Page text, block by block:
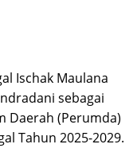
Ischak Maulana
sebagai
Daerah (Perumda)
Tahun 2025-2029.